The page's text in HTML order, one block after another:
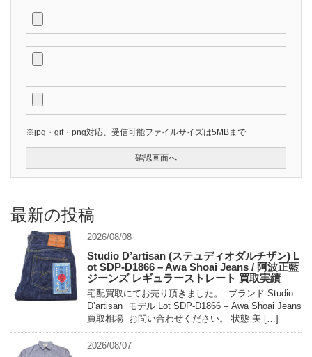
※jpg・gif・png対応、受信可能ファイルサイズは5MBまで
最新の投稿
2026/08/08
Studio D’artisan (ステュディオダルチザン) L
ot SDP-D1866 – Awa Shoai Jeans / 阿波正藍
ジーンズ レギュラーストレート 買取実績
宅配買取にてお売り頂きました。 ブランド Studio
D’artisan モデル Lot SDP-D1866 – Awa Shoai Jeans
買取相場 お問い合わせください。 状態 美 […]
2026/08/07